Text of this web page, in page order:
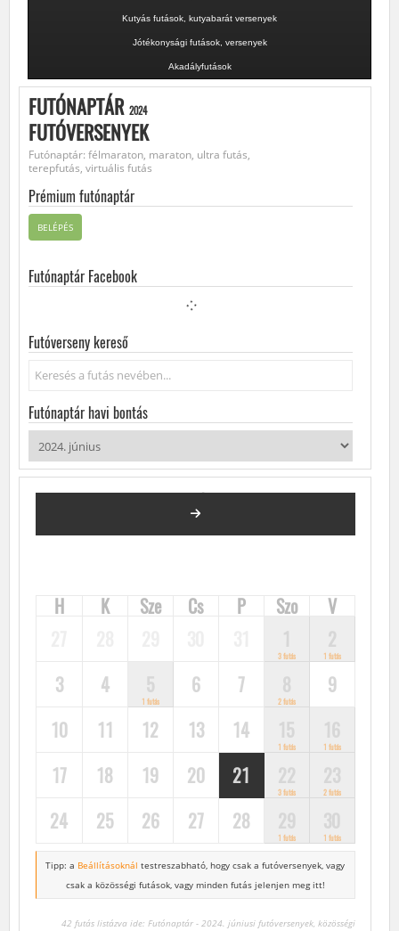
Kutyás futások, kutyabarát versenyek
Jótékonysági futások, versenyek
Akadályfutások
FUTÓNAPTÁR 2024
FUTÓVERSENYEK
Futónaptár: félmaraton, maraton, ultra futás,
terepfutás, virtuális futás
Prémium futónaptár
BELÉPÉS
Futónaptár Facebook
Futóverseny kereső
Keresés...
Futónaptár havi bontás
2024. JÚNIUS
H K Sze Cs P Szo
V
3 futás 1 futás
3 4
1 futás
6 7
2 futás
9
10
11 12 13 14
1 futás 1 futás
17 18 19 20 21
3 futás 2 futás
24 25 26 27 28
1 futás 1 futás
Tipp: a Beállításoknál testreszabható, hogy csak a futóversenyek, vagy
csak a közösségi futások, vagy minden futás jelenjen meg itt!
42 futás listázva ide: Futónaptár - 2024. júniusi futóversenyek, közösségi